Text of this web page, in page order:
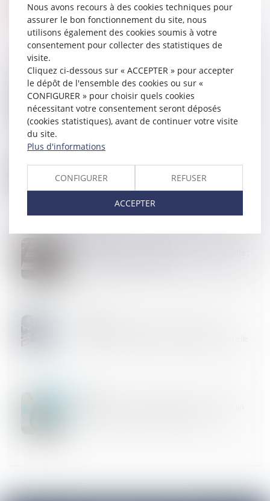
Répartition des cotisations fonds travaux en fonction
des tantièmes ?
07 AOÛT
Loi Habitat dégradé - De nouvelles dispositions
visant à améliorer le fonctionnement des
copropriétés
01MAI
Nous avons recours à des cookies techniques pour
assurer le bon fonctionnement du site, nous
utilisons également des cookies soumis à votre
consentement pour collecter des statistiques de
visite.
Cliquez ci-dessous sur « ACCEPTER » pour accepter
le dépôt de l'ensemble des cookies ou sur «
CONFIGURER » pour choisir quels cookies
nécessitant votre consentement seront déposés
(cookies statistiques), avant de continuer votre visite
du site.
Plus d'informations
CONFIGURER REFUSER
ACCEPTER